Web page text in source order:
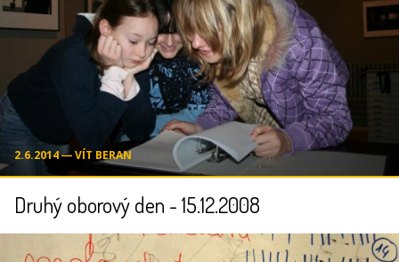
2.6.2014 ― VÍT BERAN
Druhý oborový den - 15.12.2008